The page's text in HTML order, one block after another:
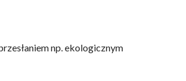
np. ekologicznym